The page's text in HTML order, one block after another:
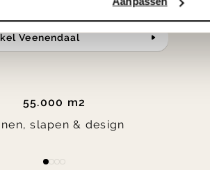
Veenendaal
55.000 m2
slapen & design